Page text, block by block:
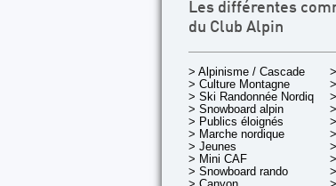
Les différentes
du Club Alpin
> Alpinisme / Cascade
> Culture Montagne
> Ski Randonnée Nordique
> Snowboard alpin
> Publics éloignés
> Marche nordique
> Jeunes
> Mini CAF
> Snowboard rando